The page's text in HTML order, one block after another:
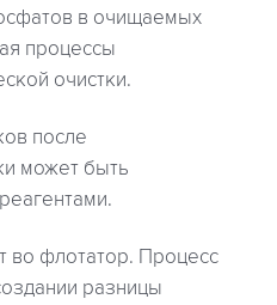
в очищаемых
процессы
очистки.
после
может быть
во флотатор. Процесс
разницы